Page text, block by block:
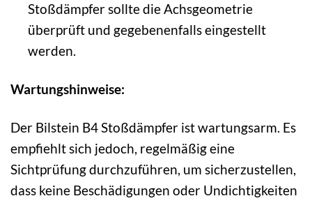
Stoßdämpfer sollte die Achsgeometrie
überprüft und gegebenenfalls eingestellt
werden.
Wartungshinweise:
Der Bilstein B4 Stoßdämpfer ist wartungsarm. Es
empfiehlt sich jedoch, regelmäßig eine
Sichtprüfung durchzuführen, um sicherzustellen,
dass keine Beschädigungen oder Undichtigkeiten